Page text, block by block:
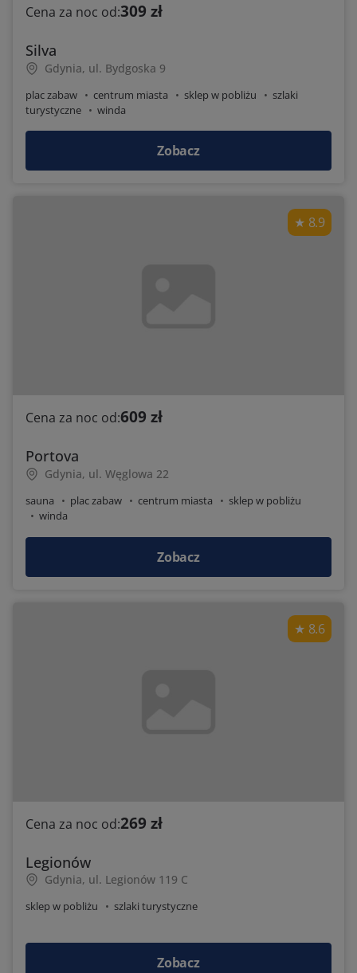
Cena za noc od:309 zł
Silva
Gdynia, ul. Bydgoska 9
plac zabaw centrum miasta sklep w pobliżu
szlaki
turystyczne
winda
Zobacz
8.9
Cena za noc od:609 zł
Portova
Gdynia, ul. Węglowa 22
sauna plac zabaw centrum miasta
sklep w pobliżu
winda
Zobacz
8.6
Cena za noc od:269 zł
Legionów
Gdynia, ul. Legionów 119 C
sklep w pobliżu szlaki turystyczne
Zobacz